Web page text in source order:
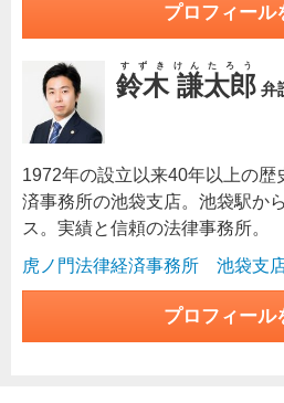
プロフィール
鈴木 謙太郎
すずきけんたろう
弁
1972年の設立以来40年以上の歴
済事務所の池袋支店。池袋駅か
ス。実績と信頼の法律事務所。
虎ノ門法律経済事務所 池袋支
プロフィール